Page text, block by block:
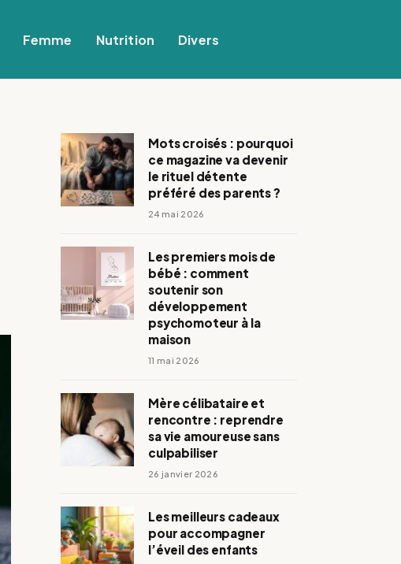
Femme Nutrition Divers
Mots croisés : pourquoi
ce magazine va devenir
le rituel détente
préféré des parents ?
24 mai 2026
Les premiers mois de
bébé : comment
soutenir son
développement
psychomoteur à la
maison
11 mai 2026
Mère célibataire et
rencontre : reprendre
sa vie amoureuse sans
culpabiliser
26 janvier 2026
Les meilleurs cadeaux
pour accompagner
l’éveil des enfants